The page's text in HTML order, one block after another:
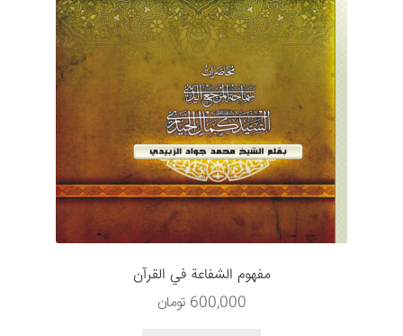
مفهوم الشفاعة في القرآن
600,000 تومان